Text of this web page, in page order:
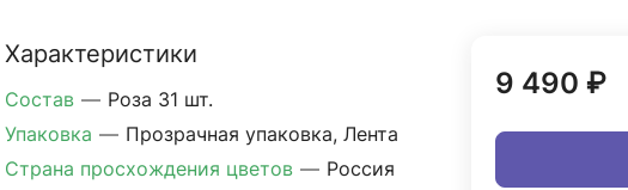
Характеристики
Состав — Роза 31 шт.
Упаковка — Прозрачная упаковка, Лента
Страна просхождения цветов — Россия
9 490 ₽